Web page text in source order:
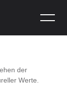
der
Werte.